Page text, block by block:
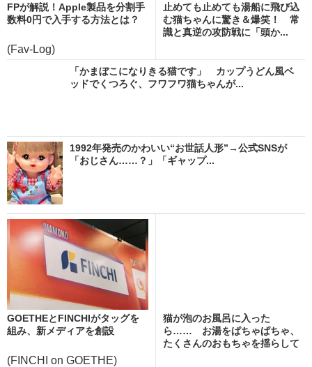
FPが解説！Apple製品を分割手
数料0円で入手する方法とは？
(Fav-Log)
止めても止めても湯船に飛び込
む猫ちゃんに驚き＆爆笑！ 常
識と真逆の攻防戦に「頭か...
「かまぼこになりきる猫です」 カップうどん風ベ
ッドでくつろぐ、フワフワ猫ちゃんが...
1992年発売のかわいい“お世話人形”→公式SNSが
「おじさん……？」「ギャップ...
GOETHEとFINCHIがタッグを
組み、新メディアを創設
(FINCHI on GOETHE)
猫が泡のお風呂に入った
ら…… お湯をぱちゃぱちゃ、
たくさんのおもちゃを揺らして